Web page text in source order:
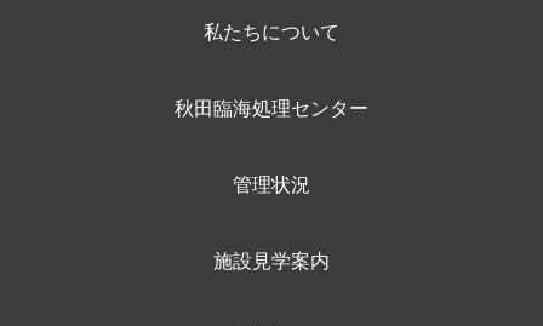
私たちについて
秋田臨海処理センター
管理状況
施設見学案内